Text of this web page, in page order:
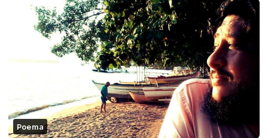
Poema